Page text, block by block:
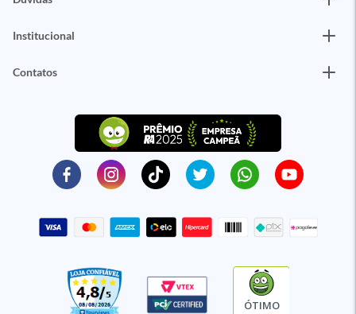
Institucional
Contatos
ÓTIMO